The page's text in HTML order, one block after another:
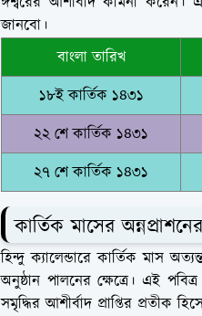
জানবো।
বাংলা তারিখ
১৮ই কার্তিক ১৪৩১
২২ শে কার্তিক ১৪৩১
২৭ শে কার্তিক ১৪৩১
কার্তিক মাসের
হিন্দু ক্যালেন্ডারে কার্তিক মাস
অনুষ্ঠান পালনের ক্ষেত্রে। এই
সমৃদ্ধির আশীর্বাদ প্রাপ্তির প্রতীক